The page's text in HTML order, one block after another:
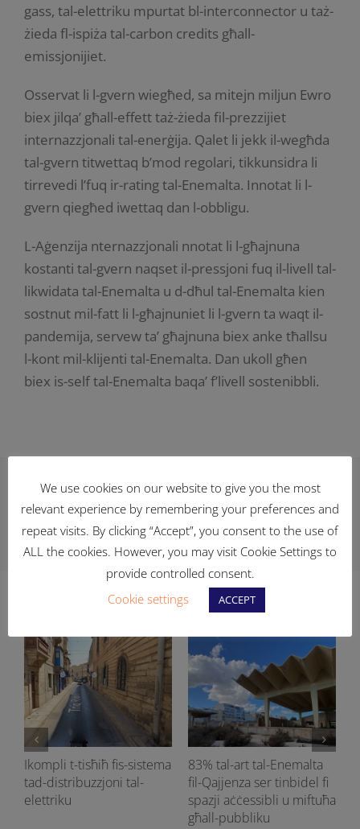
gass, tal-elettriku mpurtat bl-interconnector u taż-
żieda fl-ispiża tal-carbon credits għall-
emissjonijiet.
Osservat li l-gvern wiegħed, sa mitejn miljun Ewro
biex jilqa’ għall-effett taż-żieda fil-prezzijiet
internazzjonali tal-enerġija. Qalet li jekk il-wegħda
tal-gvern titwettaq b’mod regolari, tikkunsidra li
tirrevedi l’fuq ir-rating tal-Enemalta. Innotat li l-
gvern qiegħed iwettaq dan l-obbligu.
L-Aġenzija nternazzjonali nnotat li l-għajnuna
kostanti tal-gvern naqset il-pressjoni fuq il-livell tal-
likwidata tal-Enemalta u d-dħul tal-Enemalta kien
sostnut mil-fatt li l-għajnuniet li l-gvern ta waqt il-
pandemija, servew ta’ għajnuna biex anke tħallsu
l-kont mil-klijenti tal-Enemalta. Dan ukoll għen
biex is-self tal-Enemalta baqa’ f’livell sostenibbli.
Facebook
X Reddit LinkedInWhatsAppTelegramTumblrPinterestVk
Xing Email
Ikompli t-tisħiħ fis-sistema
tad-distribuzzjoni tal-
elettriku
83% tal-art tal-Enemalta
fil-Qajjenza ser tinbidel fi
spazji aċċessibli u miftuħa
għall-pubbliku
We use cookies on our website to give you the most
relevant experience by remembering your preferences and
repeat visits. By clicking “Accept”, you consent to the use of
ALL the cookies. However, you may visit Cookie Settings to
provide controlled consent.
Cookie settings
ACCEPT